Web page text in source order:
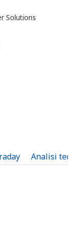
Solutions
Analisi